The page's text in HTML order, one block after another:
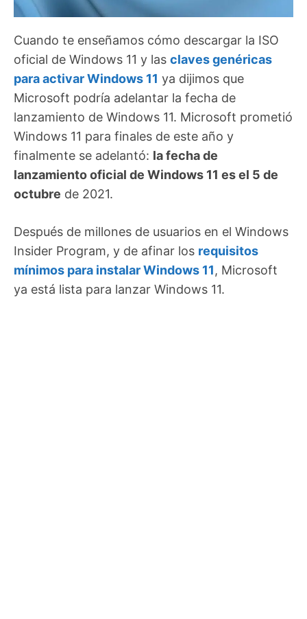
Cuando te enseñamos cómo descargar la ISO
oficial de Windows 11 y las claves genéricas
para activar Windows 11 ya dijimos que
Microsoft podría adelantar la fecha de
lanzamiento de Windows 11. Microsoft prometió
Windows 11 para finales de este año y
finalmente se adelantó: la fecha de
lanzamiento oficial de Windows 11 es el 5 de
octubre de 2021.
Después de millones de usuarios en el Windows
Insider Program, y de afinar los requisitos
mínimos para instalar Windows 11, Microsoft
ya está lista para lanzar Windows 11.